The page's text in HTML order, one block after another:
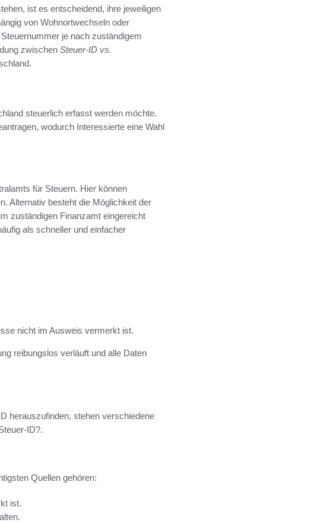
ist es entscheidend, ihre jeweiligen
von Wohnortwechseln oder
je nach zuständigem
zwischen Steuer-ID vs.
steuerlich erfasst werden möchte.
wodurch Interessierte eine Wahl
für Steuern. Hier können
Alternativ besteht die Möglichkeit der
zuständigen Finanzamt eingereicht
als schneller und einfacher
nicht im Ausweis vermerkt ist.
reibungslos verläuft und alle Daten
herauszufinden, stehen verschiedene
ID?.
Quellen gehören:
ist.